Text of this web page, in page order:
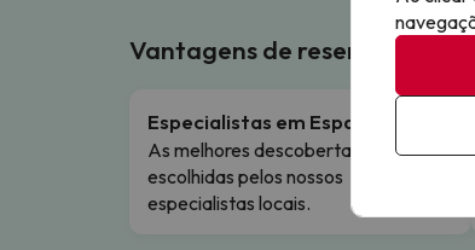
Vantagens de reservar
Especialistas em Espanha
As melhores descobertas de hotéis,
escolhidas pelos nossos
especialistas locais.